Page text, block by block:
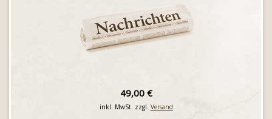
49,00 €
inkl. MwSt. zzgl. Versand